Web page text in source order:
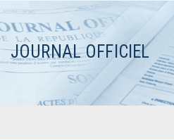
JOURNAL OFFICIEL